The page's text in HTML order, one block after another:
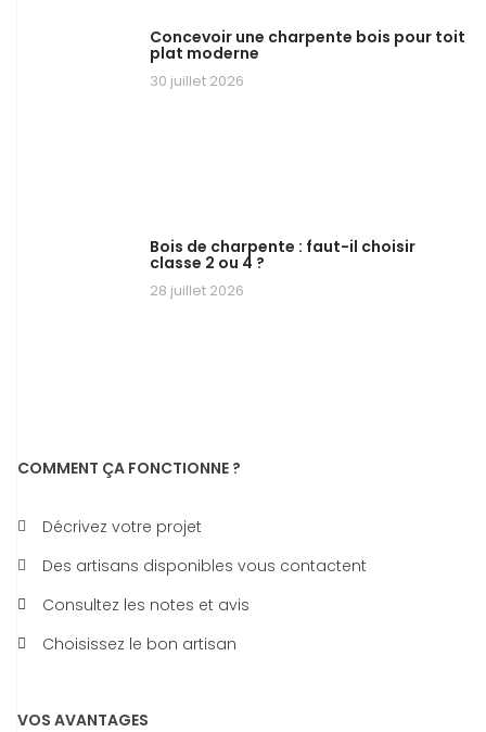
Concevoir une charpente bois pour toit
plat moderne
30 juillet 2026
Bois de charpente : faut-il choisir
classe 2 ou 4 ?
28 juillet 2026
COMMENT ÇA FONCTIONNE ?
Décrivez votre projet
Des artisans disponibles vous contactent
Consultez les notes et avis
Choisissez le bon artisan
VOS AVANTAGES